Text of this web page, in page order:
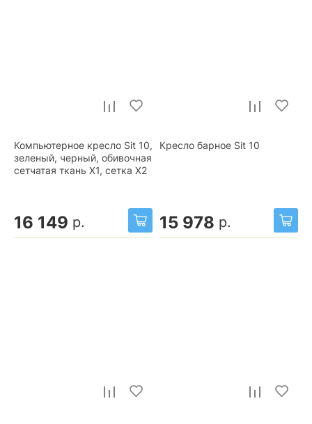
Компьютерное кресло Sit 10,
зеленый, черный, обивочная
сетчатая ткань X1, сетка X2
16 149 р.
Кресло барное Sit 10
15 978 р.